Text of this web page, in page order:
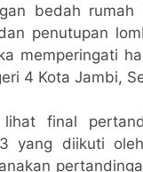
bedah rumah
penutupan
memperingati
4 Kota Jambi,
final
yang diikuti